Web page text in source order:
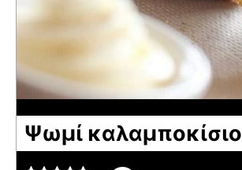
Ψωμί καλαμποκίσιο